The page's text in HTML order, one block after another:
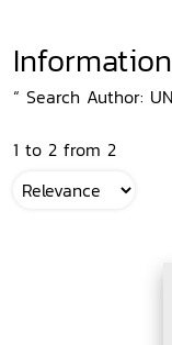
“ Search Author:
1 to 2 from 2